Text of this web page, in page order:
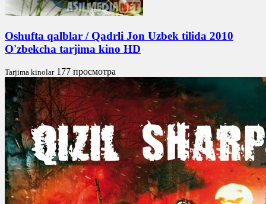
Oshufta qalblar / Qadrli Jon Uzbek tilida 2010
O'zbekcha tarjima kino HD
Tarjima kinolar 177 просмотра